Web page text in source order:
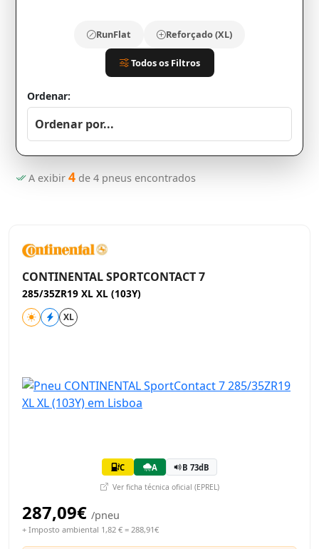
RunFlat Reforçado (XL)
Todos os Filtros
Ordenar:
A exibir 4 de 4 pneus encontrados
CONTINENTAL SPORTCONTACT 7
285/35ZR19 XL XL (103Y)
XL
C A B 73dB
Ver ficha técnica oficial (EPREL)
287,09€ /pneu
+ Imposto ambiental 1,82 € = 288,91€